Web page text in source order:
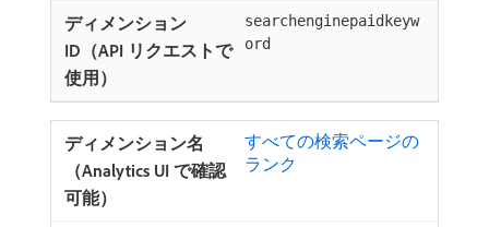
searchenginepaidkeyw
ord
すべての検索ページの
ランク ​